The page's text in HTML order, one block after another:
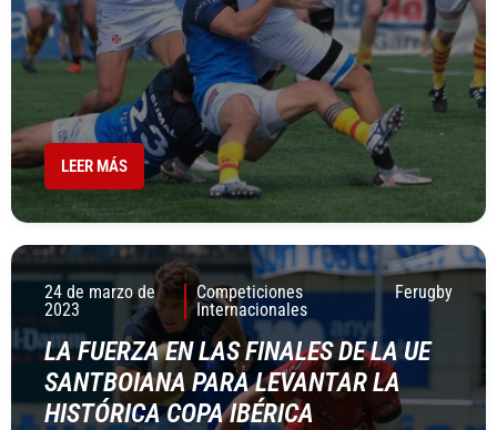
LEER MÁS
24 de marzo de
2023
Competiciones
Internacionales
Ferugby
LA FUERZA EN LAS FINALES DE LA UE
SANTBOIANA PARA LEVANTAR LA
HISTÓRICA COPA IBÉRICA